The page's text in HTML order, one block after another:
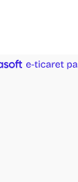
ideasoft